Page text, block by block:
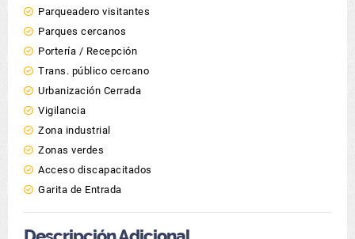
Parqueadero visitantes
Parques cercanos
Portería / Recepción
Trans. público cercano
Urbanización Cerrada
Vigilancia
Zona industrial
Zonas verdes
Acceso discapacitados
Garita de Entrada